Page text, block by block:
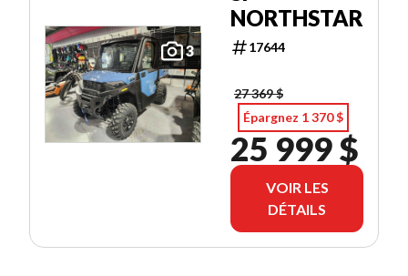
3
NORTHSTAR
17644
27 369 $
Épargnez 1 370 $
25 999 $
VOIR LES
DÉTAILS